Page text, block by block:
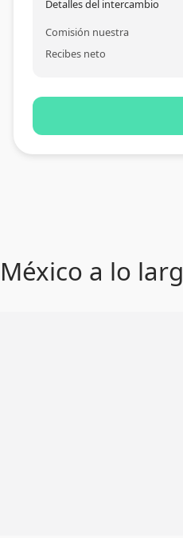
Detalles del intercambio
Comisión nuestra
Recibes neto
a lo